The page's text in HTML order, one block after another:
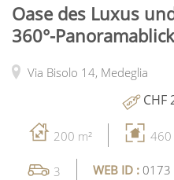
Oase des Luxus
360°-Panoramablick
Via Bisolo 14, Medeglia
CHF
200 m² 460
3 WEB ID : 0173